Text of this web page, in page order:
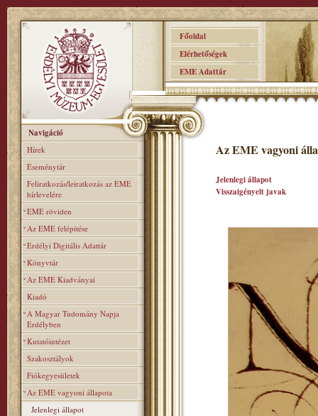
Főoldal
Elérhetőségek
EME Adattár
Navigáció
Hírek
Eseménytár
Feliratkozás/leiratkozás az EME
hírlevelére
EME röviden
Az EME felépitése
Erdélyi Digitális Adattár
Könyvtár
Az EME Kiadványai
Kiadó
A Magyar Tudomány Napja
Erdélyben
Kutatóintézet
Szakosztályok
Fiókegyesületek
Az EME vagyoni állapota
Jelenlegi állapot
Az EME vagyoni
Jelenlegi állapot
Visszaigényelt javak